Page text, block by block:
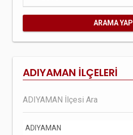
ARAMA YAP
ADIYAMAN İLÇELERİ
ADIYAMAN